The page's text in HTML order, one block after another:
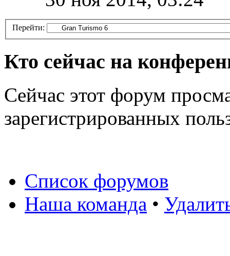
Перейти:
Кто сейчас на
Сейчас этот форум
зарегистрированных
Список форумов
Наша команда •